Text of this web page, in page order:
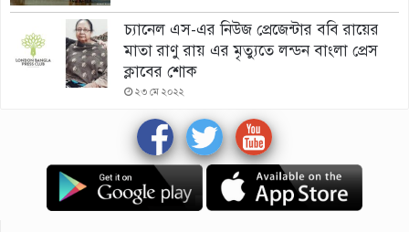
চ্যানেল এস-এর নিউজ প্রেজেন্টার ববি রায়ের
মাতা রাণু রায় এর মৃত্যুতে লন্ডন বাংলা প্রেস
ক্লাবের শোক
২৩ মে ২০২২